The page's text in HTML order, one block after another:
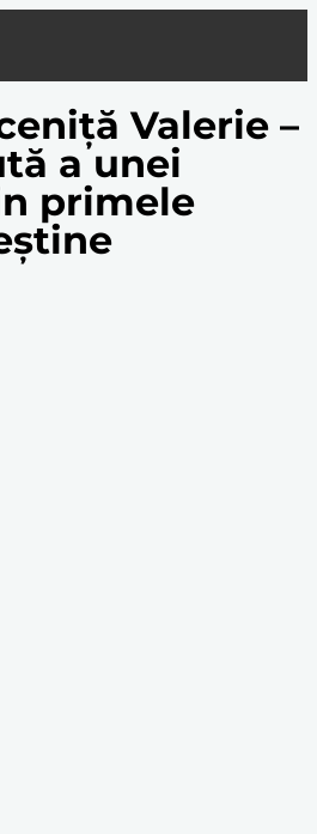
Valerie –
a unei
primele